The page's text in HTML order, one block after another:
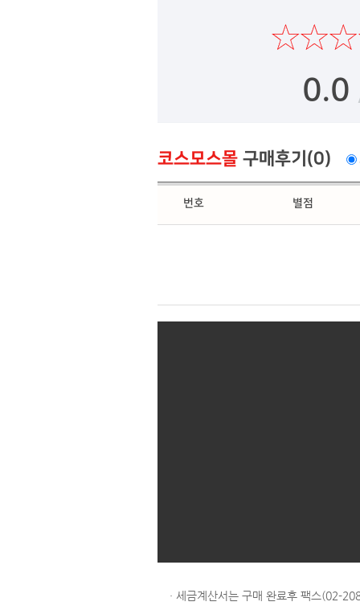
0.0
코스모스몰 구매후기(0)
번호 별점
· 세금계산서는 구매 완료후 팩스(02-